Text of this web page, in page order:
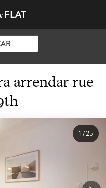
arrendar rue
1 /25